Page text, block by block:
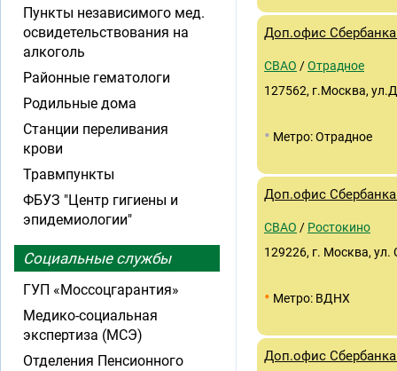
Доп.офис
СВАО /Отрадное
127562, г.Москва,
• Метро: Отрадное
Доп.офис
СВАО / Ростокино
129226, г. Москва, ул.
• Метро: ВДНХ
Доп.офис
Пункты независимого мед.
освидетельствования на
алкоголь
Районные гематологи
Родильные дома
Станции переливания
крови
Травмпункты
ФБУЗ "Центр гигиены и
эпидемиологии"
Социальные службы
ГУП «Моссоцгарантия»
Медико-социальная
экспертиза (МСЭ)
Отделения Пенсионного